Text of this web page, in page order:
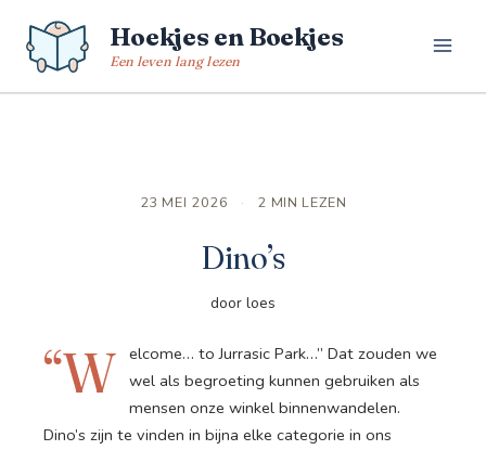
naar
Hoekjes en Boekjes
Een leven lang lezen
23 MEI 2026 · 2 MIN LEZEN
Dino’s
door loes
“W elcome… to Jurrasic Park…” Dat zouden we
wel als begroeting kunnen gebruiken als
mensen onze winkel binnenwandelen.
Dino’s zijn te vinden in bijna elke categorie in ons